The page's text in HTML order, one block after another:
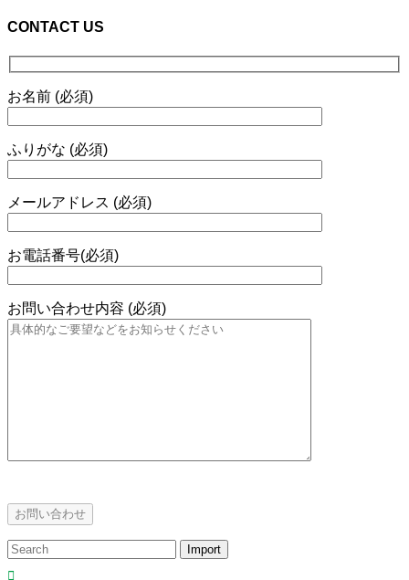
CONTACT US
お名前 (必須)
ふりがな (必須)
メールアドレス (必須)
お電話番号(必須)
お問い合わせ内容 (必須)